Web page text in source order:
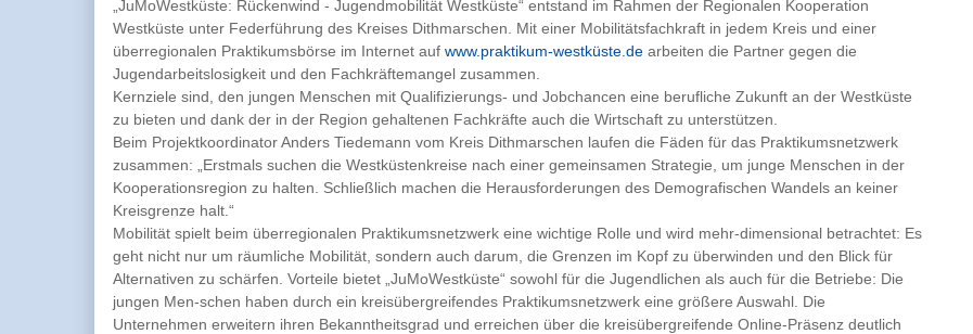
„JuMoWestküste: Rückenwind - Jugendmobilität Westküste“ entstand im Rahmen der Regionalen Kooperation
Westküste unter Federführung des Kreises Dithmarschen. Mit einer Mobilitätsfachkraft in jedem Kreis und einer
überregionalen Praktikumsbörse im Internet auf www.praktikum-westküste.de arbeiten die Partner gegen die
Jugendarbeitslosigkeit und den Fachkräftemangel zusammen.
Kernziele sind, den jungen Menschen mit Qualifizierungs- und Jobchancen eine berufliche Zukunft an der Westküste
zu bieten und dank der in der Region gehaltenen Fachkräfte auch die Wirtschaft zu unterstützen.
Beim Projektkoordinator Anders Tiedemann vom Kreis Dithmarschen laufen die Fäden für das Praktikumsnetzwerk
zusammen: „Erstmals suchen die Westküstenkreise nach einer gemeinsamen Strategie, um junge Menschen in der
Kooperationsregion zu halten. Schließlich machen die Herausforderungen des Demografischen Wandels an keiner
Kreisgrenze halt.“
Mobilität spielt beim überregionalen Praktikumsnetzwerk eine wichtige Rolle und wird mehr-dimensional betrachtet: Es
geht nicht nur um räumliche Mobilität, sondern auch darum, die Grenzen im Kopf zu überwinden und den Blick für
Alternativen zu schärfen. Vorteile bietet „JuMoWestküste“ sowohl für die Jugendlichen als auch für die Betriebe: Die
jungen Men-schen haben durch ein kreisübergreifendes Praktikumsnetzwerk eine größere Auswahl. Die
Unternehmen erweitern ihren Bekanntheitsgrad und erreichen über die kreisübergreifende Online-Präsenz deutlich